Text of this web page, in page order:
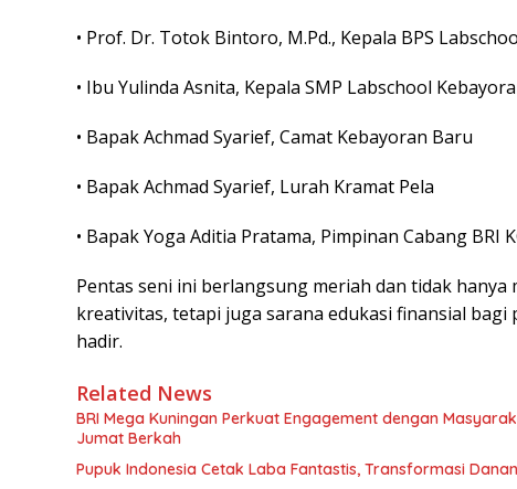
• Prof. Dr. Totok Bintoro, M.Pd., Kepala BPS
• Ibu Yulinda Asnita, Kepala SMP Labschool
• Bapak Achmad Syarief, Camat Kebayoran Baru
• Bapak Achmad Syarief, Lurah Kramat Pela
• Bapak Yoga Aditia Pratama, Pimpinan Cabang BRI
Pentas seni ini berlangsung meriah dan tidak hanya
kreativitas, tetapi juga sarana edukasi finansial bagi
hadir.
Related News
BRI Mega Kuningan Perkuat Engagement dengan
Jumat Berkah
Pupuk Indonesia Cetak Laba Fantastis, Transformasi